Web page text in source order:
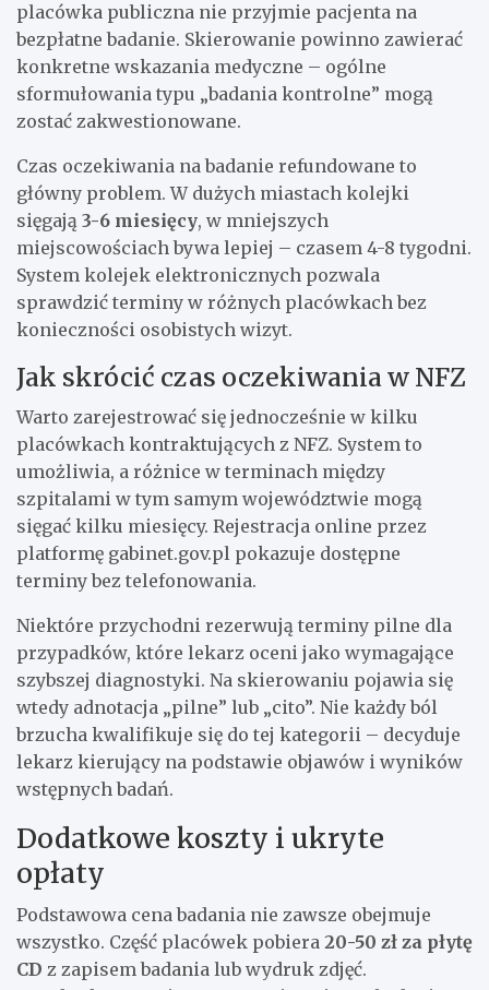
placówka publiczna nie przyjmie pacjenta na
bezpłatne badanie. Skierowanie powinno zawierać
konkretne wskazania medyczne – ogólne
sformułowania typu „badania kontrolne” mogą
zostać zakwestionowane.
Czas oczekiwania na badanie refundowane to
główny problem. W dużych miastach kolejki
sięgają 3-6 miesięcy, w mniejszych
miejscowościach bywa lepiej – czasem 4-8 tygodni.
System kolejek elektronicznych pozwala
sprawdzić terminy w różnych placówkach bez
konieczności osobistych wizyt.
Jak skrócić czas oczekiwania w NFZ
Warto zarejestrować się jednocześnie w kilku
placówkach kontraktujących z NFZ. System to
umożliwia, a różnice w terminach między
szpitalami w tym samym województwie mogą
sięgać kilku miesięcy. Rejestracja online przez
platformę gabinet.gov.pl pokazuje dostępne
terminy bez telefonowania.
Niektóre przychodni rezerwują terminy pilne dla
przypadków, które lekarz oceni jako wymagające
szybszej diagnostyki. Na skierowaniu pojawia się
wtedy adnotacja „pilne” lub „cito”. Nie każdy ból
brzucha kwalifikuje się do tej kategorii – decyduje
lekarz kierujący na podstawie objawów i wyników
wstępnych badań.
Dodatkowe koszty i ukryte
opłaty
Podstawowa cena badania nie zawsze obejmuje
wszystko. Część placówek pobiera 20-50 zł za płytę
CD z zapisem badania lub wydruk zdjęć.